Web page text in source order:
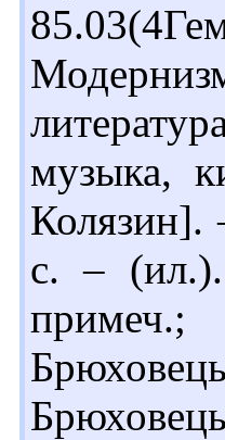
музыка,
с. –